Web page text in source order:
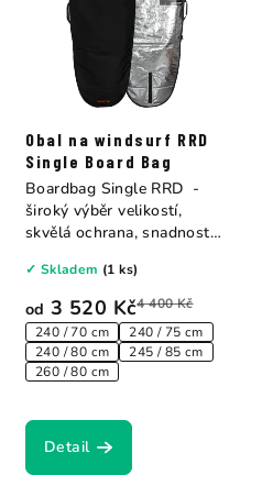
Obal na windsurf RRD
Single Board Bag
od 3 520 Kč4 400 Kč
240 / 70 cm
240 / 75 cm
240 / 80 cm
245 / 85 cm
260 / 80 cm
✓ Skladem (1 ks)
Detail
Boardbag Single RRD -
široký výběr velikostí,
skvělá ochrana, snadnost